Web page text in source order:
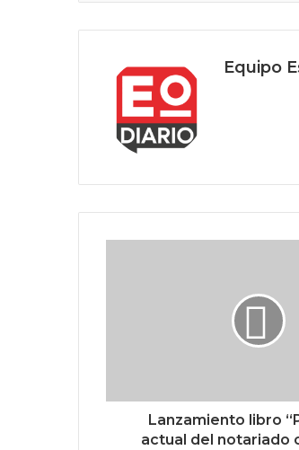
Equipo
Lanzamiento libro
actual del notariado